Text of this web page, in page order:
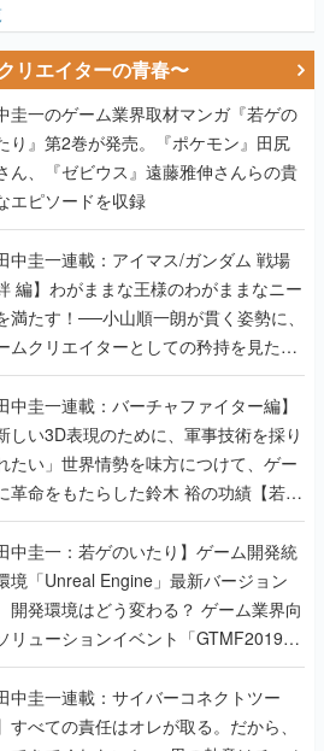
リエイターの青春〜
圭一のゲーム業界取材マンガ『若ゲの
り』第2巻が発売。『ポケモン』田尻
ん、『ゼビウス』遠藤雅伸さんらの貴
エピソードを収録
中圭一連載：アイマス/ガンダム 戦場
編】わがままな王様のわがままなニー
満たす！──小山順一朗が貫く姿勢に、
ムクリエイターとしての矜持を見た
ゲのいたり最終回】
中圭一連載：バーチャファイター編】
しい3D表現のために、軍事技術を採り
たい」世界情勢を味方につけて、ゲー
革命をもたらした鈴木 裕の功績【若ゲ
たり】
中圭一：若ゲのいたり】ゲーム開発統
境「Unreal Engine」最新バージョン
開発環境はどう変わる？ ゲーム業界向
リューションイベント「GTMF2019」
って、より理解を深めよう【PR】
中圭一連載：サイバーコネクトツー
すべての責任はオレが取る。だから、